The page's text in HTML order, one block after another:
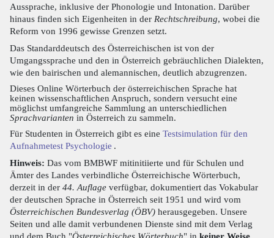
Aussprache, inklusive der Phonologie und Intonation. Darüber
hinaus finden sich Eigenheiten in der Rechtschreibung, wobei die
Reform von 1996 gewisse Grenzen setzt.
Das Standarddeutsch des Österreichischen ist von der
Umgangssprache und den in Österreich gebräuchlichen Dialekten,
wie den bairischen und alemannischen, deutlich abzugrenzen.
Dieses Online Wörterbuch der österreichischen Sprache hat
keinen wissenschaftlichen Anspruch, sondern versucht eine
möglichst umfangreiche Sammlung an unterschiedlichen
Sprachvarianten in Österreich zu sammeln.
Für Studenten in Österreich gibt es eine Testsimulation für den
Aufnahmetest Psychologie .
Hinweis: Das vom BMBWF mitinitiierte und für Schulen und
Ämter des Landes verbindliche Österreichische Wörterbuch,
derzeit in der 44. Auflage verfügbar, dokumentiert das Vokabular
der deutschen Sprache in Österreich seit 1951 und wird vom
Österreichischen Bundesverlag (ÖBV) herausgegeben. Unsere
Seiten und alle damit verbundenen Dienste sind mit dem Verlag
und dem Buch "Österreichisches Wörterbuch" in keiner Weise